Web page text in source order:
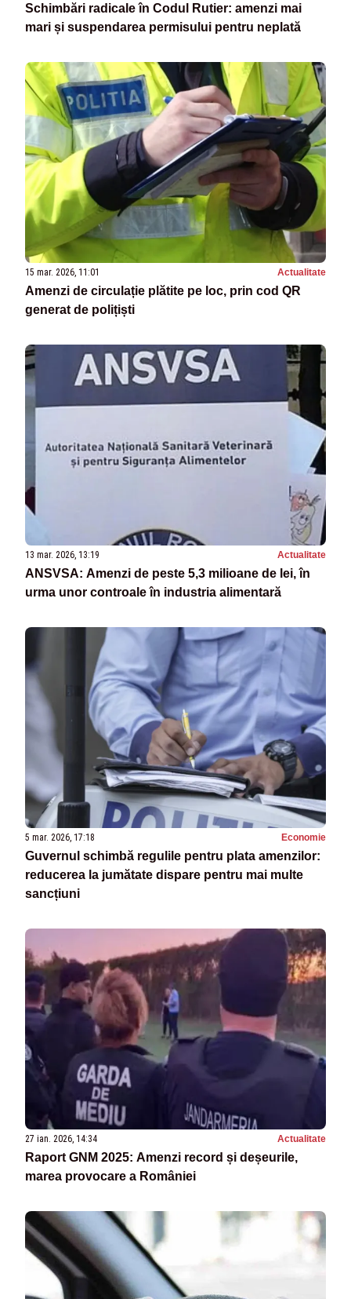
Schimbări radicale în Codul Rutier: amenzi mai
mari și suspendarea permisului pentru neplată
15 mar. 2026, 11:01 Actualitate
Amenzi de circulație plătite pe loc, prin cod QR
generat de polițiști
13 mar. 2026, 13:19 Actualitate
ANSVSA: Amenzi de peste 5,3 milioane de lei, în
urma unor controale în industria alimentară
5 mar. 2026, 17:18 Economie
Guvernul schimbă regulile pentru plata amenzilor:
reducerea la jumătate dispare pentru mai multe
sancțiuni
27 ian. 2026, 14:34 Actualitate
Raport GNM 2025: Amenzi record și deșeurile,
marea provocare a României